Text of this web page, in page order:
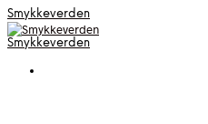
Smykkeverden
Smykkeverden